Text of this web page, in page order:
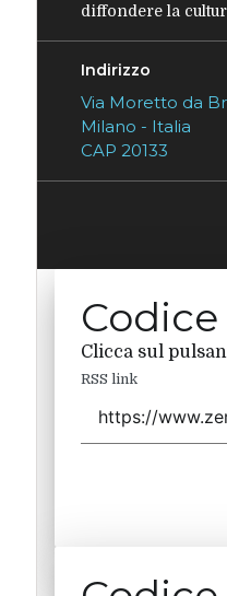
diffondere la
Indirizzo
Via Moretto da
Milano - Italia
CAP 20133
Codice
Clicca sul
RSS link